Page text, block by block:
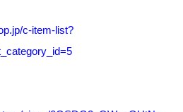
c-item-list?